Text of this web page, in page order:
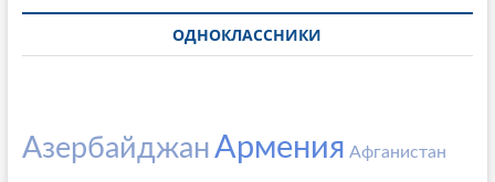
ОДНОКЛАССНИКИ
АзербайджанАрмения Афганистан